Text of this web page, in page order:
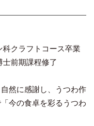
科クラフトコース卒業
士前期課程修了
然に感謝し、うつわ作
今の食卓を彩るうつわ